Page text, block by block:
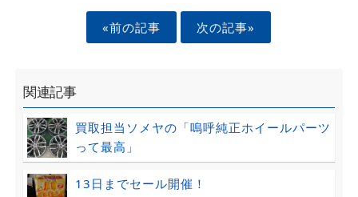
«前の記事 次の記事»
関連記事
買取担当ソメヤの「嗚呼純正ホイールパーツ
って最高」
13日までセール開催！